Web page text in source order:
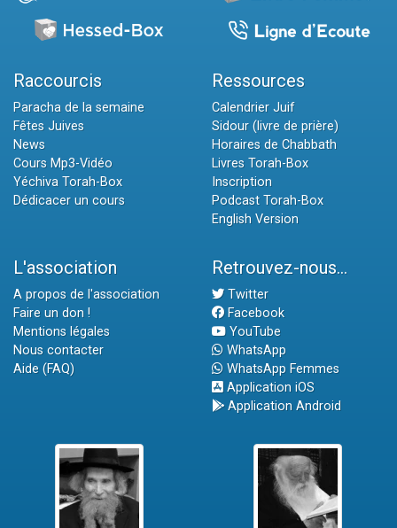
Raccourcis
Paracha de la semaine
Fêtes Juives
News
Cours Mp3-Vidéo
Yéchiva Torah-Box
Dédicacer un cours
Ressources
Calendrier Juif
Sidour (livre de prière)
Horaires de Chabbath
Livres Torah-Box
Inscription
Podcast Torah-Box
English Version
L'association
A propos de l'association
Faire un don !
Mentions légales
Nous contacter
Aide (FAQ)
Retrouvez-nous...
Twitter
Facebook
YouTube
WhatsApp
WhatsApp Femmes
Application iOS
Application Android